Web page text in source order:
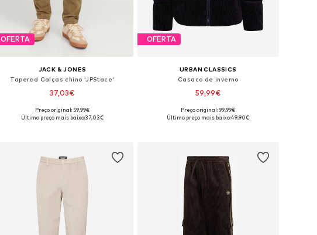
OFERTA
JACK & JONES
Tapered Calças chino 'JPStace'
37,03€
Disponível em vários tamanhos
Preço original: 59,99€
Último preço mais baixo:37,03€
OFERTA
URBAN CLASSICS
Casaco de inverno
59,99€
Tamanhos disponíveis: S, M, L, XL
Preço original: 99,99€
Último preço mais baixo:49,90€